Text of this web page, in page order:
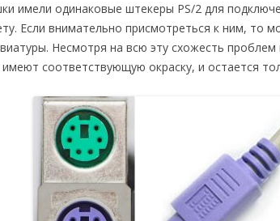
имели одинаковые штекеры PS/2 для
Если внимательно присмотреться к ним, то
Несмотря на всю эту схожесть
имеют соответствующую окраску, и остается